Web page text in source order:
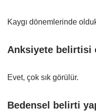
Kaygı dönemlerinde
Anksiyete belirtisi
Evet, çok sık görülür.
Bedensel belirti